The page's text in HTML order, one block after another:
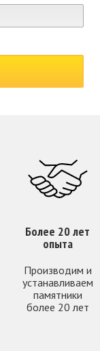
Более 20 лет
опыта
Производим и
устанавливаем
памятники
более 20 лет